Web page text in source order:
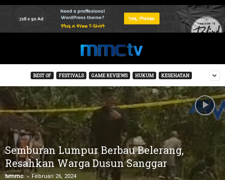
BEST OF FESTIVALS GAME REVIEWS HUKUM KESEHATAN
Semburan Lumpur Berbau Belerang,
Resahkan Warga Dusun Sanggar
tvmmc - Februari 26, 2024